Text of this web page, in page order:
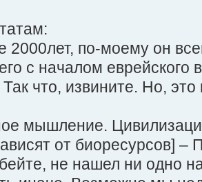
2000лет, по-моему он
с началом еврейского
что, извините. Но,
мышление.
от биоресурсов] –
не нашел ни одно